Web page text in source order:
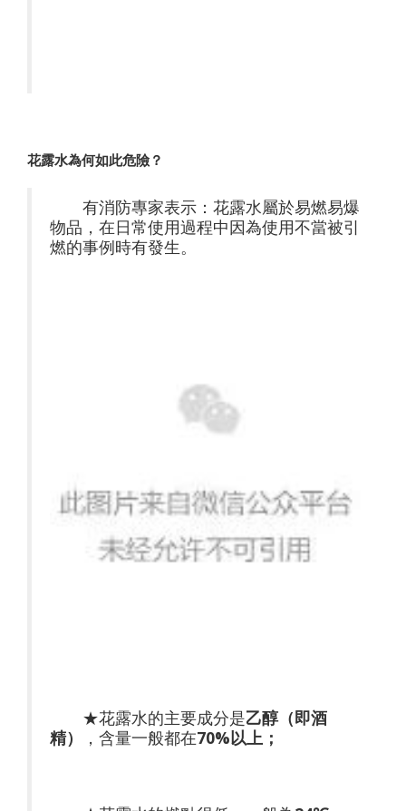
花露水為何如此危險？
有消防專家表示：花露水屬於易燃易爆
物品，在日常使用過程中因為使用不當被引
燃的事例時有發生。
★花露水的主要成分是乙醇（即酒
精）
，含量一般都在70%以上；